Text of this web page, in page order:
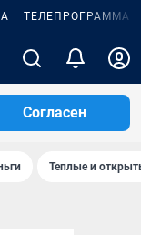
ТЕЛЕПРОГРАММА
Согласен
Теплые и